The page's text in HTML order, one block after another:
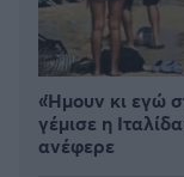
«Ήμουν κι εγώ
γέμισε η
ανέφερε